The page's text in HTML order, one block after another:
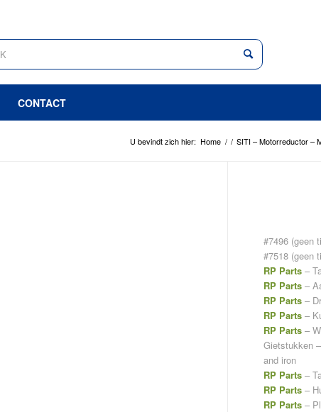
CONTACT
U bevindt zich hier: Home / / SITI – Motorreductor –
#7496 (geen
#7518 (geen
RP Parts–
RP Parts –
RP Parts –
RP Parts –
RP Parts –
Gietstukken
and iron
RP Parts–
RP Parts –
RP Parts –